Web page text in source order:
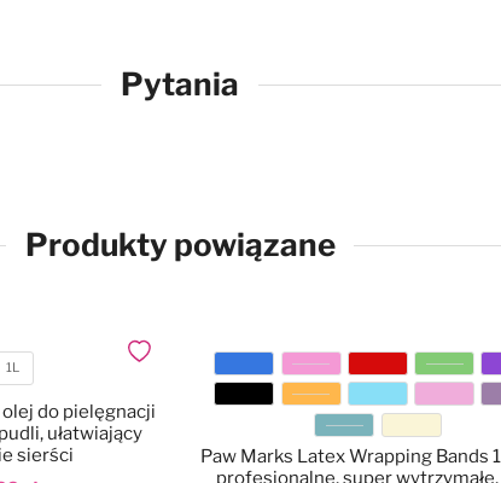
Pytania
Produkty powiązane
1L
olej do pielęgnacji
ułatwiający
sierści
Dodaj do ulubionych
Kolor
Paw Marks Latex Wrapping Bands
profesjonalne, super wytrzymałe,